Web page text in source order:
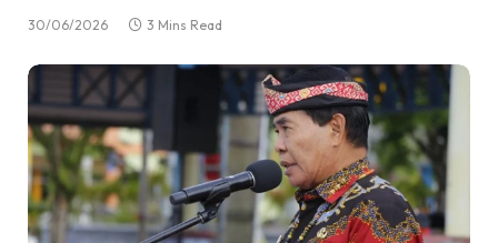
30/06/2026 3 Mins Read